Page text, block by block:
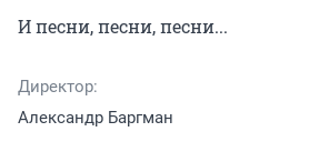
И песни, песни, песни...
Директор:
Александр Баргман